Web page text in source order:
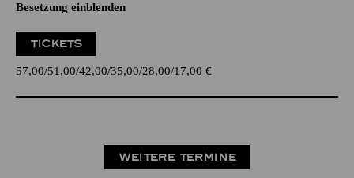
Besetzung einblenden
TICKETS
57,00 51,00 42,00 35,00 28,00 17,00 €
WEITERE TERMINE